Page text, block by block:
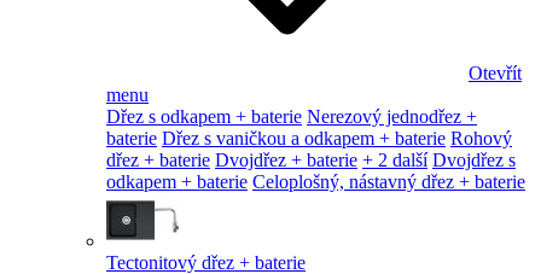
Otevřít
menu
Dřez s odkapem + baterie Nerezový jednodřez +
baterie Dřez s vaničkou a odkapem + baterie Rohový
dřez + baterie Dvojdřez + baterie + 2 další Dvojdřez s
odkapem + baterie Celoplošný, nástavný dřez + baterie
Tectonitový dřez + baterie